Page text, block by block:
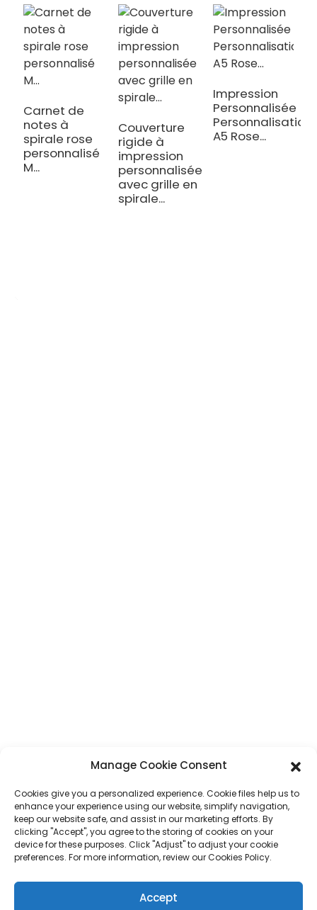
Carnet de
notes à
spirale rose
personnalisé
M...
Couverture
rigide à
impression
personnalisée
avec grille en
spirale...
Impression
Personnalisée
Personnalisation
A5 Rose...
jack@hcpaperproduct.com
LIENS RAPIDES
À propos de nous
FAQ
PRODUITS
Impression de livres
Impression de livres pour enfants
Coffret cadeau
Manage Cookie Consent
Cookies give you a personalized experience. Cookie files help us to
enhance your experience using our website, simplify navigation,
keep our website safe, and assist in our marketing efforts. By
clicking "Accept", you agree to the storing of cookies on your
device for these purposes. Click "Adjust" to adjust your cookie
preferences. For more information, review our Cookies Policy.
Accept